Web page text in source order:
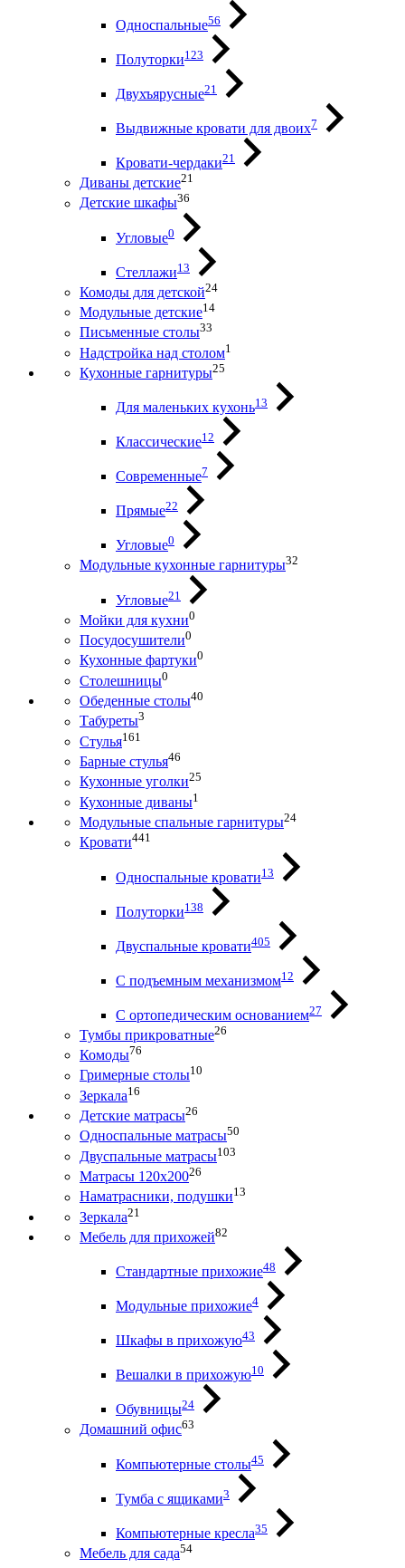
Односпальные56
Полуторки123
Двухъярусные21
Выдвижные кровати для двоих7
Кровати-чердаки21
Диваны детские21
Детские шкафы36
Угловые0
Стеллажи13
Комоды для детской24
Модульные детские14
Письменные столы33
Надстройка над столом1
Кухонные гарнитуры25
Для маленьких кухонь13
Классические12
Современные7
Прямые22
Угловые0
Модульные кухонные гарнитуры32
Угловые21
Мойки для кухни0
Посудосушители0
Кухонные фартуки0
Столешницы0
Обеденные столы40
Табуреты3
Стулья161
Барные стулья46
Кухонные уголки25
Кухонные диваны1
Модульные спальные гарнитуры24
Кровати441
Односпальные кровати13
Полуторки138
Двуспальные кровати405
С подъемным механизмом12
С ортопедическим основанием27
Тумбы прикроватные26
Комоды76
Гримерные столы10
Зеркала16
Детские матрасы26
Односпальные матрасы50
Двуспальные матрасы103
Матрасы 120х20026
Наматрасники, подушки13
Зеркала21
Мебель для прихожей82
Стандартные прихожие48
Модульные прихожие4
Шкафы в прихожую43
Вешалки в прихожую10
Обувницы24
Домашний офис63
Компьютерные столы45
Тумба с ящиками3
Компьютерные кресла35
Мебель для сада54